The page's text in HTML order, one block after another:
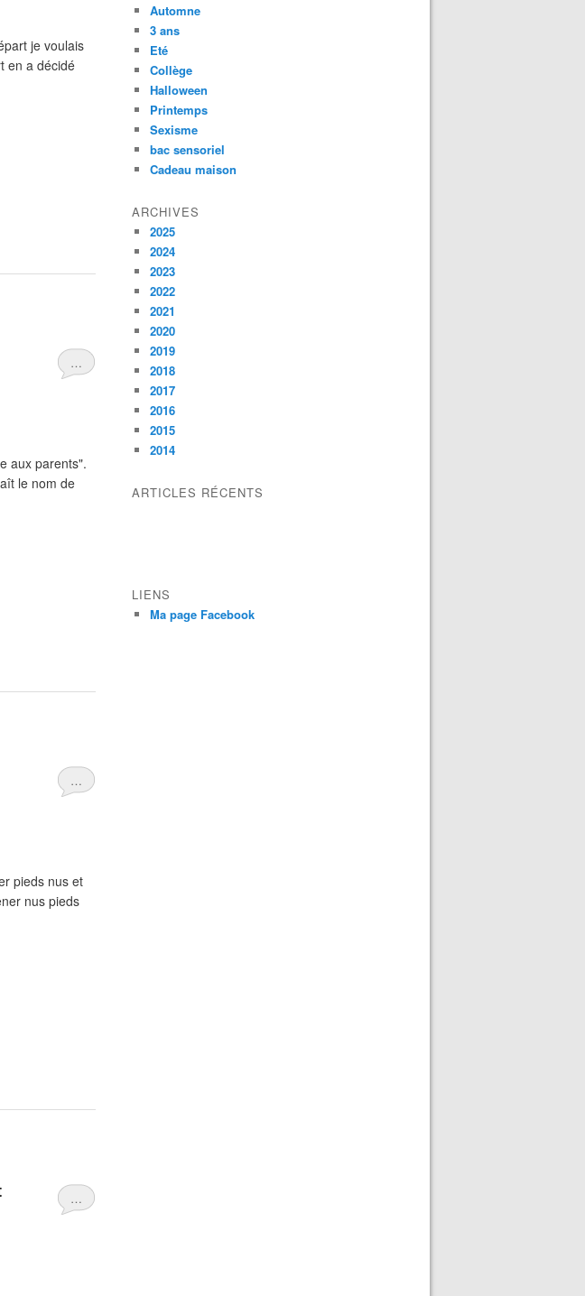
je voulais
en a décidé
…
aux parents".
le nom de
…
pieds nus et
nus pieds
…
Automne
3 ans
Eté
Collège
Halloween
Printemps
Sexisme
bac sensoriel
Cadeau maison
ARCHIVES
2025
2024
2023
2022
2021
2020
2019
2018
2017
2016
2015
2014
ARTICLES RÉCENTS
LIENS
Ma page Facebook